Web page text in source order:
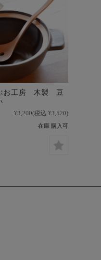
お工房 木製 豆
¥3,200(税込 ¥3,520)
在庫 購入可